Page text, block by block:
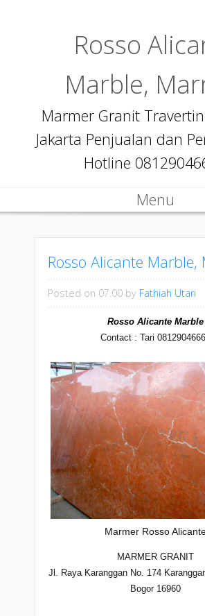
Rosso
Marble,
Marmer Granit
Jakarta Penjualan dan
Hotline
Menu
Skip to content
Rosso Alicante Marble,
Posted on 07.00 by Fathiah Utari
Rosso Alicante Marble
Contact : Tari
Marmer Rosso
MARMER GRANIT
Jl. Raya Karanggan No. 174
Bogor 16960